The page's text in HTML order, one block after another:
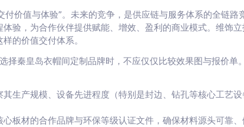
付价值与体验”。未来的竞争，是供应链与服务体系的全链路
验，为合作伙伴提供赋能、增效、盈利的商业模式。维饰
的价值交付体系。
择秦皇岛衣帽间定制品牌时，不应仅仅比较效果图与报价单
生产规模、设备先进程度（特别是封边、钻孔等核心工艺
板材的合作品牌与环保等级认证文件，确保材料源头可靠、